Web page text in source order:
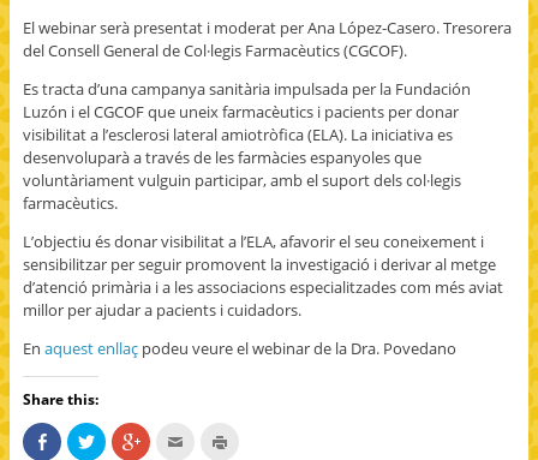
El webinar serà presentat i moderat per Ana López-Casero. Tresorera
del Consell General de Col·legis Farmacèutics (CGCOF).
Es tracta d’una campanya sanitària impulsada per la Fundación
Luzón i el CGCOF que uneix farmacèutics i pacients per donar
visibilitat a l’esclerosi lateral amiotròfica (ELA). La iniciativa es
desenvoluparà a través de les farmàcies espanyoles que
voluntàriament vulguin participar, amb el suport dels col·legis
farmacèutics.
L’objectiu és donar visibilitat a l’ELA, afavorir el seu coneixement i
sensibilitzar per seguir promovent la investigació i derivar al metge
d’atenció primària i a les associacions especialitzades com més aviat
millor per ajudar a pacients i cuidadors.
En aquest enllaçpodeu veure el webinar de la Dra. Povedano
Share this:
S
h
C
l
C
l